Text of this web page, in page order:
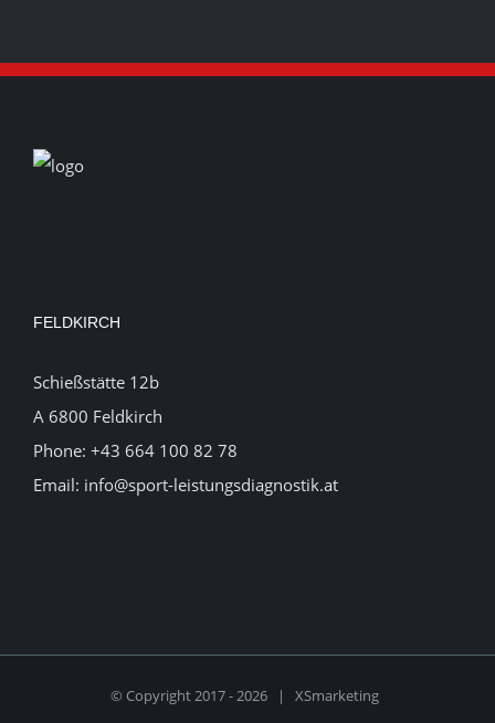
FELDKIRCH
Schießstätte 12b
A 6800 Feldkirch
Phone: +43 664 100 82 78
Email: info@sport-leistungsdiagnostik.at
© Copyright 2017 -2026 | XSmarketing